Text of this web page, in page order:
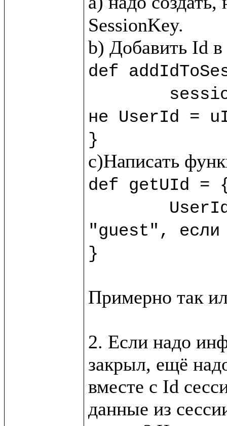
SessionKey.
def
не UserId =
}
def getUId =
"guest", если
}
Примерно так
2. Если надо
закрыл, ещё
вместе с Id
данные из